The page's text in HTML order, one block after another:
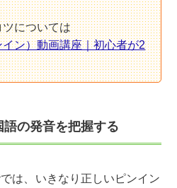
については
ン）動画講座｜初心者が2
の発音を把握する
は、いきなり正しいピンイン